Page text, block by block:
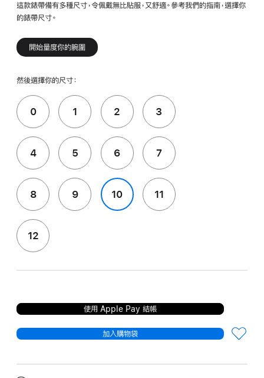
這款錶帶備有多種尺寸，令佩戴無比貼服，又舒適。參考我們的指南，選擇你
的錶帶尺寸。
開始量度你的腕圍
然後選擇你的尺寸：
0 1 2 3
4 5 6 7
8 9 10 11
12
使用 Apple Pay 結帳
加入購物袋